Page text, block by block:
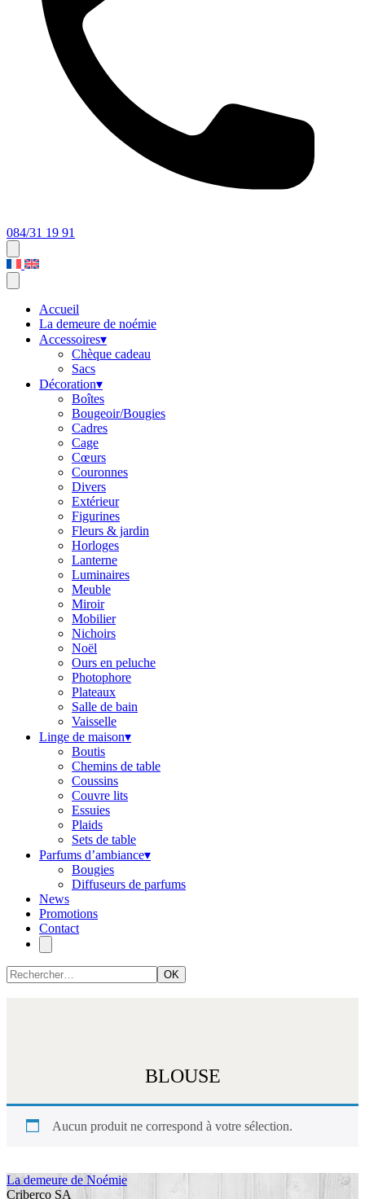
084/31 19 91
Accueil
La demeure de noémie
Accessoires▾
Chèque cadeau
Sacs
Décoration▾
Boîtes
Bougeoir/Bougies
Cadres
Cage
Cœurs
Couronnes
Divers
Extérieur
Figurines
Fleurs & jardin
Horloges
Lanterne
Luminaires
Meuble
Miroir
Mobilier
Nichoirs
Noël
Ours en peluche
Photophore
Plateaux
Salle de bain
Vaisselle
Linge de maison▾
Boutis
Chemins de table
Coussins
Couvre lits
Essuies
Plaids
Sets de table
Parfums d’ambiance▾
Bougies
Diffuseurs de parfums
News
Promotions
Contact
OK
BLOUSE
Aucun produit ne correspond à votre sélection.
La demeure de Noémie
Criberco SA